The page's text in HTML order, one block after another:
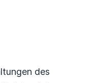
des